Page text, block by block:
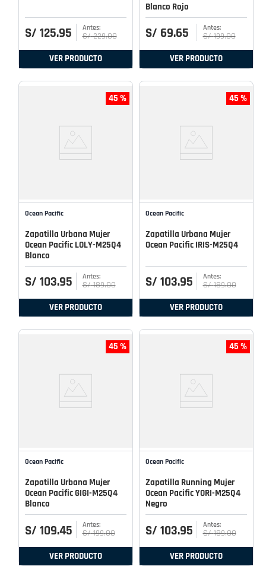
S/ 125.95 S/ 229.00
VER PRODUCTO
Blanco Rojo
S/ 69.65 S/ 199.00
VER PRODUCTO
45 %
Ocean Pacific
Zapatilla Urbana Mujer
Ocean Pacific LOLY-M25Q4
Blanco
S/ 103.95 S/ 189.00
VER PRODUCTO
45 %
Ocean Pacific
Zapatilla Urbana Mujer
Ocean Pacific IRIS-M25Q4
S/ 103.95 S/ 189.00
VER PRODUCTO
45 %
Ocean Pacific
Zapatilla Urbana Mujer
Ocean Pacific GIGI-M25Q4
Blanco
S/ 109.45 S/ 199.00
VER PRODUCTO
45 %
Ocean Pacific
Zapatilla Running Mujer
Ocean Pacific YORI-M25Q4
Negro
S/ 103.95 S/ 189.00
VER PRODUCTO